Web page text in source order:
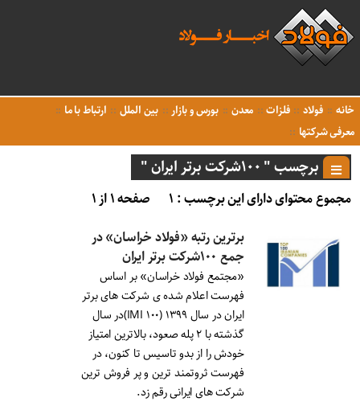
خانه فولاد فلزات معدن بورس و بازار بین الملل
ارتباط با ما
معرفی شرکتها
برچسب " ١٠٠شرکت برتر ایران "
مجموع محتوای دارای این برچسب : ۱
صفحه ۱ از ۱
برترین رتبه «فولاد خراسان» در
جمع ١٠٠شرکت برتر ایران
«مجتمع فولاد خراسان» بر اساس
فهرست اعلام شده ی شرکت های برتر
ایران در سال ١٣٩٩ (IMI ۱۰۰)در سال
گذشته با ٢ پله صعود، بالاترین امتیاز
خودش را از بدو تاسیس تا کنون، در
فهرست ثروتمند ترین و پر فروش ترین
شرکت های ایرانی رقم زد.